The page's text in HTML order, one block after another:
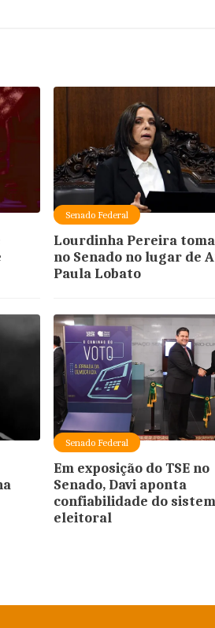
Senado Federal
Lourdinha Pereira
no Senado no lugar de
Paula Lobato
Senado Federal
Em exposição do TSE no
Senado, Davi aponta
confiabilidade do
eleitoral